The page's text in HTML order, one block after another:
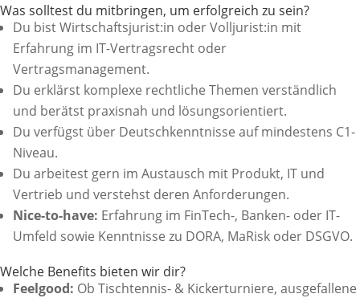
Was solltest du mitbringen, um erfolgreich zu sein?
Du bist Wirtschaftsjurist:in oder Volljurist:in mit
Erfahrung im IT-Vertragsrecht oder
Vertragsmanagement.
Du erklärst komplexe rechtliche Themen verständlich
und berätst praxisnah und lösungsorientiert.
Du verfügst über Deutschkenntnisse auf mindestens C1-
Niveau.
Du arbeitest gern im Austausch mit Produkt, IT und
Vertrieb und verstehst deren Anforderungen.
Nice-to-have: Erfahrung im FinTech-, Banken- oder IT-
Umfeld sowie Kenntnisse zu DORA, MaRisk oder DSGVO.
Welche Benefits bieten wir dir?
Feelgood: Ob Tischtennis- & Kickerturniere, ausgefallene